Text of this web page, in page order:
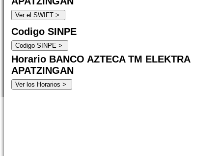
Codigo SINPE
Horario BANCO AZTECA TM ELEKTRA
APATZINGAN